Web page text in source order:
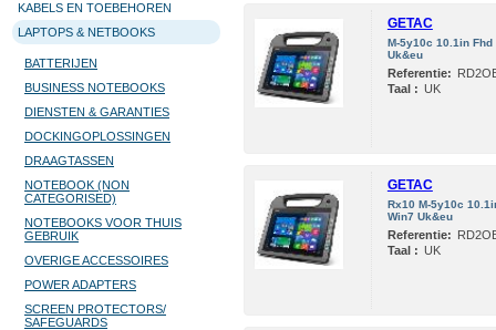
KABELS EN TOEBEHOREN
LAPTOPS & NETBOOKS
BATTERIJEN
BUSINESS NOTEBOOKS
DIENSTEN & GARANTIES
DOCKINGOPLOSSINGEN
DRAAGTASSEN
NOTEBOOK (NON
CATEGORISED)
NOTEBOOKS VOOR THUIS
GEBRUIK
OVERIGE ACCESSOIRES
POWER ADAPTERS
SCREEN PROTECTORS/
SAFEGUARDS
GETAC
M-5y10c 10.1in Fhd
Uk&eu
Referentie:
Taal : UK
GETAC
Rx10 M-5y10c
Win7 Uk&eu
Referentie:
Taal : UK